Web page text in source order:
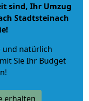
sind, Ihr Umzug
Stadtsteinach
und natürlich
Sie Ihr Budget
erhalten